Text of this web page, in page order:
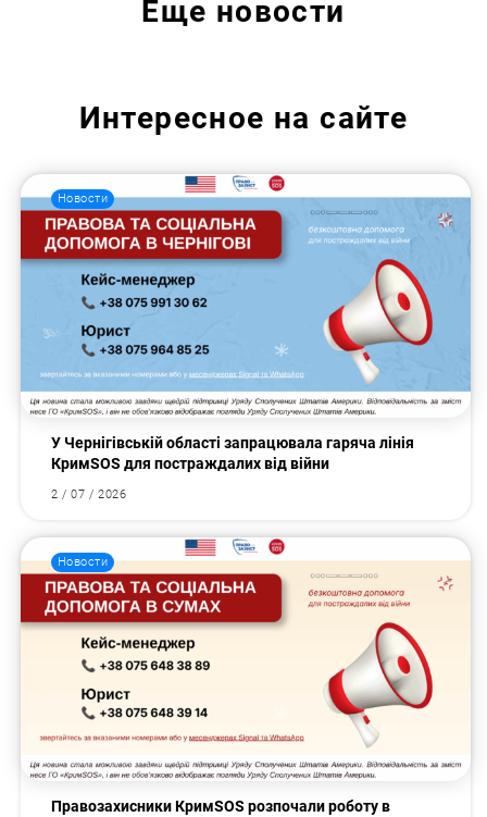
Еще новости
Интересное на сайте
Новости
У Чернігівській області запрацювала гаряча лінія
КримSOS для постраждалих від війни
2 / 07 / 2026
Новости
Правозахисники КримSOS розпочали роботу в